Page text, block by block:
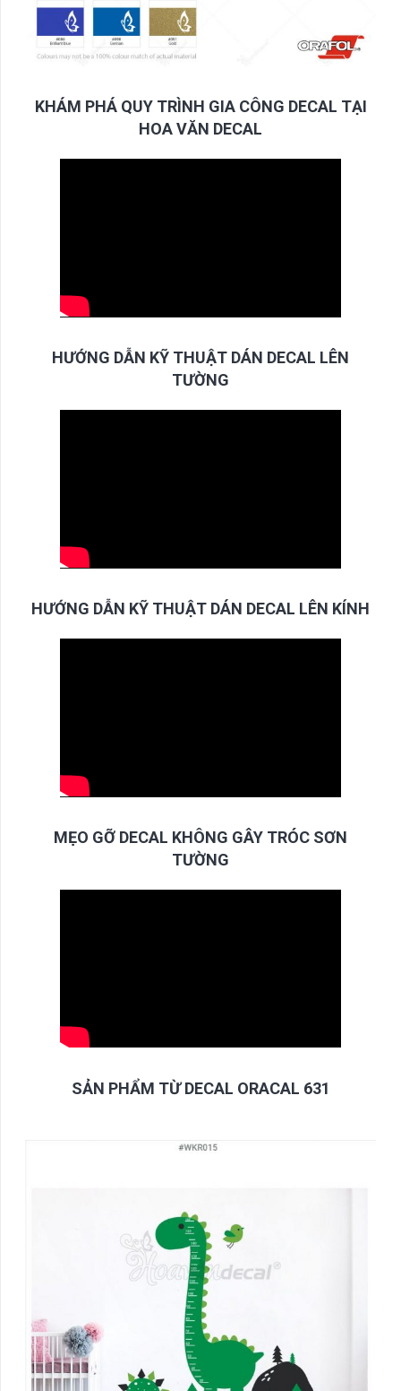
KHÁM PHÁ QUY TRÌNH GIA CÔNG DECAL TẠI
HOA VĂN DECAL
HƯỚNG DẪN KỸ THUẬT DÁN DECAL LÊN
TƯỜNG
HƯỚNG DẪN KỸ THUẬT DÁN DECAL LÊN KÍNH
MẸO GỠ DECAL KHÔNG GÂY TRÓC SƠN
TƯỜNG
SẢN PHẨM TỪ DECAL ORACAL 631